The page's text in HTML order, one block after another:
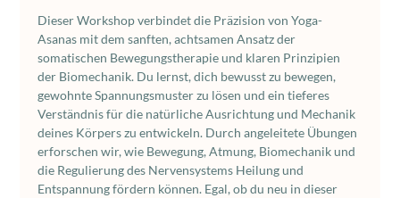
Dieser Workshop verbindet die Präzision von Yoga-
Asanas mit dem sanften, achtsamen Ansatz der
somatischen Bewegungstherapie und klaren Prinzipien
der Biomechanik. Du lernst, dich bewusst zu bewegen,
gewohnte Spannungsmuster zu lösen und ein tieferes
Verständnis für die natürliche Ausrichtung und Mechanik
deines Körpers zu entwickeln. Durch angeleitete Übungen
erforschen wir, wie Bewegung, Atmung, Biomechanik und
die Regulierung des Nervensystems Heilung und
Entspannung fördern können. Egal, ob du neu in dieser